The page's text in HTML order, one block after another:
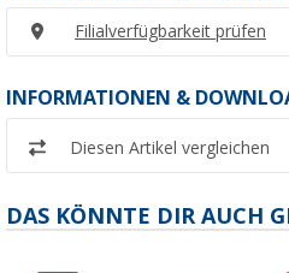
Filialverfügbarkeit prüfen
INFORMATIONEN &
Diesen Artikel vergleichen
DAS KÖNNTE DIR AUCH